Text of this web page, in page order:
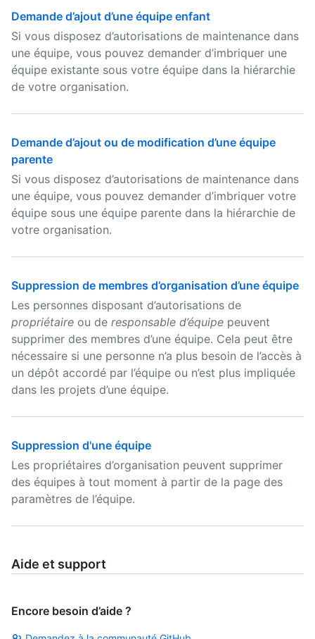
Demande d’ajout d’une équipe enfant
Si vous disposez d’autorisations de maintenance dans
une équipe, vous pouvez demander d’imbriquer une
équipe existante sous votre équipe dans la hiérarchie
de votre organisation.
Demande d’ajout ou de modification d’une équipe
parente
Si vous disposez d’autorisations de maintenance dans
une équipe, vous pouvez demander d’imbriquer votre
équipe sous une équipe parente dans la hiérarchie de
votre organisation.
Suppression de membres d’organisation d’une équipe
Les personnes disposant d’autorisations de
propriétaire ou de responsable d’équipe peuvent
supprimer des membres d’une équipe. Cela peut être
nécessaire si une personne n’a plus besoin de l’accès à
un dépôt accordé par l’équipe ou n’est plus impliquée
dans les projets d’une équipe.
Suppression d'une équipe
Les propriétaires d’organisation peuvent supprimer
des équipes à tout moment à partir de la page des
paramètres de l’équipe.
Aide et support
Encore besoin d’aide ?